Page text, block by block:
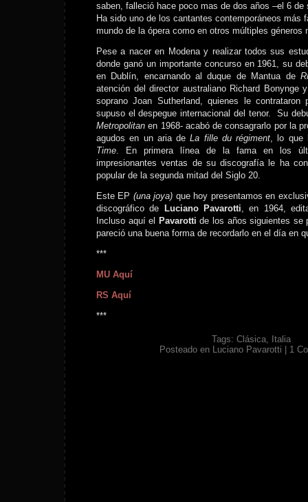
saben, falleció hace poco mas de dos años –el 6
Ha sido uno de los cantantes contemporáneos más
mundo de la ópera como en otros múltiples géneros
Pese a nacer en Modena y realizar todos sus
donde ganó un importante concurso en 1961, su
en Dublín, encarnando al duque de Mantua de
atención del director australiano Richard Bonynge
soprano Joan Sutherland, quienes le contrataron
supuso el despegue internacional del tenor. Su
Metropolitan en 1968- acabó de consagrarlo por la
agudos en un aria deLa fille du régiment, lo que
Time. En primera línea de la fama en los
impresionantes ventas de su discografía le ha
popular de la segunda mitad del Siglo 20.
Este EP (una joya) que hoy presentamos en
discográfico de
Luciano Pavarotti, en 1964,
Incluso aquí el
Pavarotti de los años siguientes se
pareció una buena forma de recordarlo en el día en
***
MU Aquí
RS Aquí
***
Tags: Clásica, Italia
Posteado en Luciano Pavarotti 1